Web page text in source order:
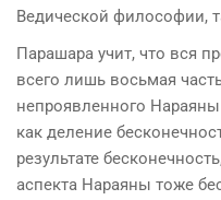
Ведической философии,
Парашара учит, что вся
всего лишь восьмая
непроявленного
как деление
результате
аспекта Нараяны тоже